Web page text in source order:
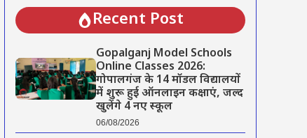
Recent Post
Gopalganj Model Schools
Online Classes 2026:
गोपालगंज के 14 मॉडल विद्यालयों
में शुरू हुई ऑनलाइन कक्षाएं, जल्द
खुलेंगे 4 नए स्कूल
06/08/2026